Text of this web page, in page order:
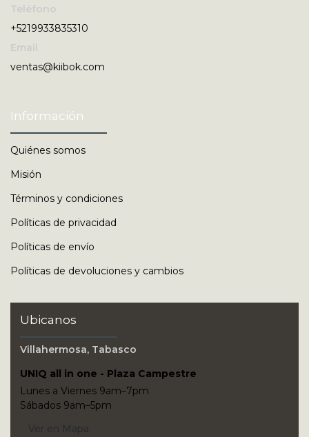
+5219933835310
ventas@kiibok.com
Información
Quiénes somos
Misión
Términos y condiciones
Políticas de privacidad
Políticas de envío
Políticas de devoluciones y cambios
Ubicanos
Villahermosa, Tabasco
UNIQ all in one - Plaza Campestre
Lunes a Viernes 9am–7pm
Sábados 9am–5pm
Ver en Mapa